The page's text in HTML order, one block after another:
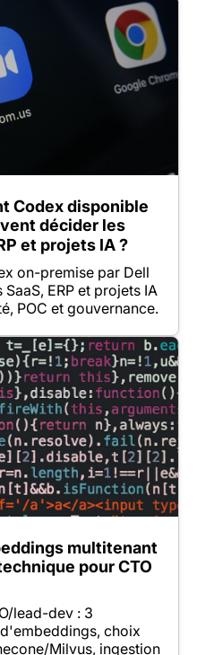
Codex disponible
décider les
et projets IA ?
on-premise par Dell
ERP et projets IA
POC et gouvernance.
multitenant
pour CTO
lead-dev : 3
choix
Milvus, ingestion